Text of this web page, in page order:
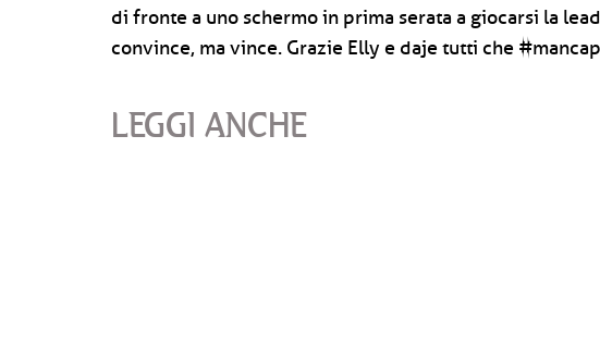
di fronte a uno schermo in prima serata a giocarsi la
convince, ma vince. Grazie Elly e daje tutti che
LEGGI ANCHE